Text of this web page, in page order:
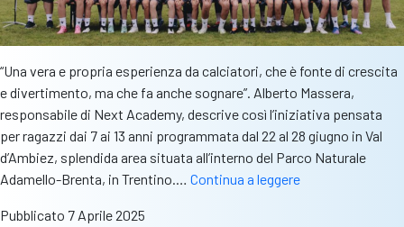
“Una vera e propria esperienza da calciatori, che è fonte di crescita
e divertimento, ma che fa anche sognare”. Alberto Massera,
responsabile di Next Academy, descrive così l’iniziativa pensata
per ragazzi dai 7 ai 13 anni programmata dal 22 al 28 giugno in Val
d’Ambiez, splendida area situata all’interno del Parco Naturale
Adamello-Brenta, in Trentino.… Continua a leggereNext
Pubblicato 7 Aprile 2025